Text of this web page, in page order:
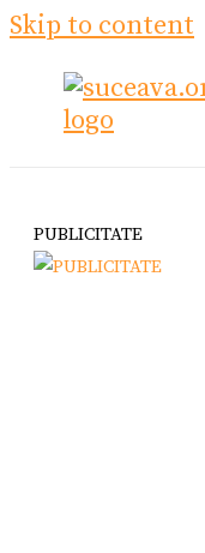
Skip to content
PUBLICITATE